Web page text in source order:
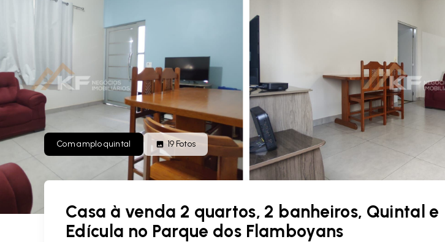
Com amplo quintal 19 Fotos
Casa à venda 2 quartos, 2 banheiros, Quintal e
Edícula no Parque dos Flamboyans